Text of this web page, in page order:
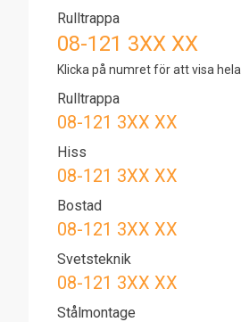
Rulltrappa
08-121 3XX XX
Klicka på numret för att visa hela
Rulltrappa
08-121 3XX XX
Hiss
08-121 3XX XX
Bostad
08-121 3XX XX
Svetsteknik
08-121 3XX XX
Stålmontage